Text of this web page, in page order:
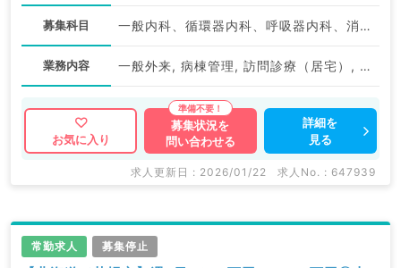
募集科目 一般内科、循環器内科、呼吸器内科、消化器内科、内分泌・代謝内科
業務内容 一般外来, 病棟管理, 訪問診療（居宅）, 訪問診療（施設）
お気に入り
募集状況を
問い合わせる
詳細を
見る
求人更新日 : 2026/01/22 求人No. : 647939
常勤求人 募集停止